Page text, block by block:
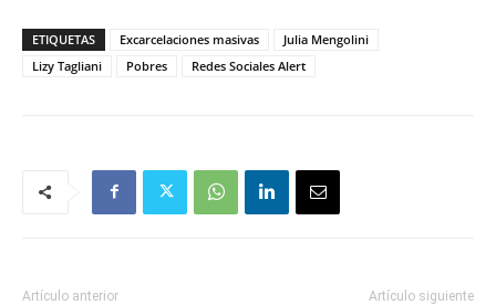
ETIQUETAS Excarcelaciones masivas
Julia Mengolini
Lizy Tagliani
Pobres Redes Sociales Alert
Artículo anterior Artículo siguiente